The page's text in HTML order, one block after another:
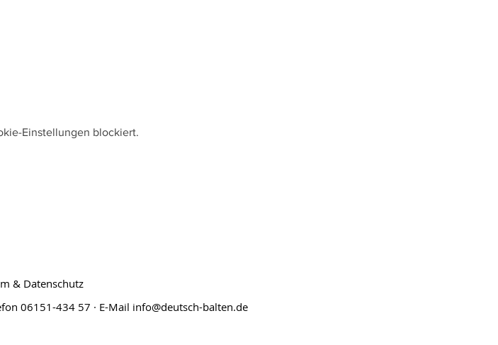
Einstellungen blockiert.
& Datenschutz
06151-434 57 · E-Mail info@deutsch-balten.de